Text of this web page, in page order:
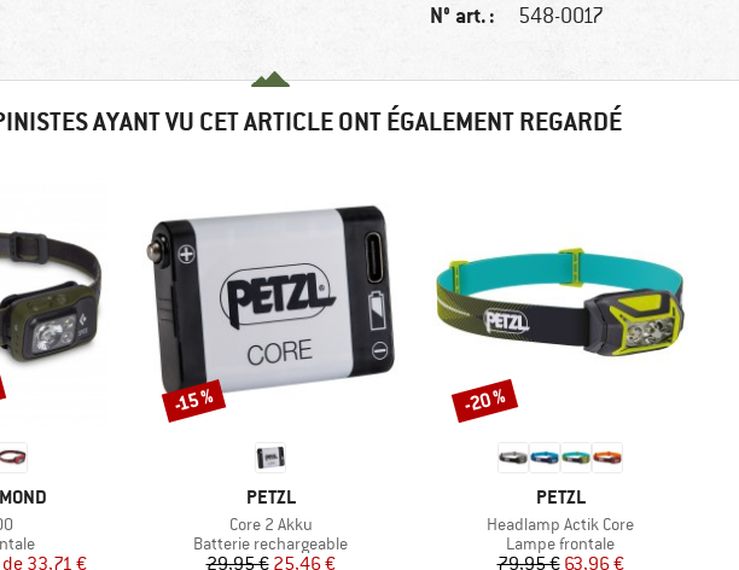
N° art. : 548-0017
AYANT VU CET ARTICLE ONT ÉGALEMENT REGARDÉ
réduit
33,71 €
MARQUE
PETZL
Article
Core 2 Akku
Product group
Batterie rechargeable
Prix
29,95 €Prix réduit
25,46 €
Remise
-15 %
MARQUE
PETZL
Article
Headlamp Actik Core
Product group
Lampe frontale
Prix
79,95 €Prix réduit
63,96 €
Remise
-20 %